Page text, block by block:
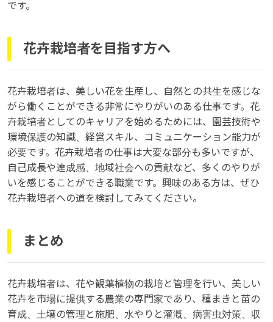
です。
花卉栽培者を目指す方へ
花卉栽培者は、美しい花を生産し、自然との共生を感じな
がら働くことができる非常にやりがいのある仕事です。花
卉栽培者としてのキャリアを始めるためには、園芸技術や
環境保護の知識、経営スキル、コミュニケーション能力が
必要です。花卉栽培者の仕事は大変な部分も多いですが、
自己成長や達成感、地域社会への貢献など、多くのやりが
いを感じることができる職業です。興味のある方は、ぜひ
花卉栽培者への道を検討してみてください。
まとめ
花卉栽培者は、花や観葉植物の栽培と管理を行い、美しい
花卉を市場に提供する農業の専門家であり、種まきと苗の
育成、土壌の管理と施肥、水やりと灌漑、病害虫対策、収